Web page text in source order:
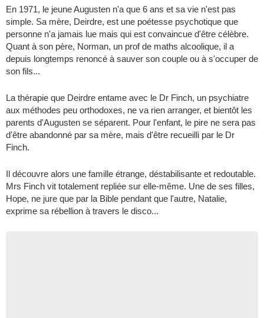
En 1971, le jeune Augusten n'a que 6 ans et sa vie n'est pas
simple. Sa mère, Deirdre, est une poétesse psychotique que
personne n'a jamais lue mais qui est convaincue d'être célèbre.
Quant à son père, Norman, un prof de maths alcoolique, il a
depuis longtemps renoncé à sauver son couple ou à s'occuper de
son fils...
La thérapie que Deirdre entame avec le Dr Finch, un psychiatre
aux méthodes peu orthodoxes, ne va rien arranger, et bientôt les
parents d'Augusten se séparent. Pour l'enfant, le pire ne sera pas
d'être abandonné par sa mère, mais d'être recueilli par le Dr
Finch.
Il découvre alors une famille étrange, déstabilisante et redoutable.
Mrs Finch vit totalement repliée sur elle-même. Une de ses filles,
Hope, ne jure que par la Bible pendant que l'autre, Natalie,
exprime sa rébellion à travers le disco...